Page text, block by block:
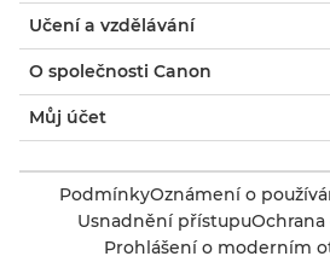
Učení a vzdělávání
O společnosti Canon
Můj účet
PodmínkyOznámení o
Usnadnění přístupu
Prohlášení o moderním